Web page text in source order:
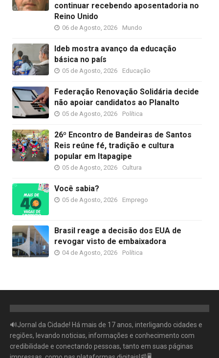
continuar recebendo aposentadoria no
Reino Unido
06 de Agosto, 2026 Mundo
Ideb mostra avanço da educação
básica no país
05 de Agosto, 2026 Educação
Federação Renovação Solidária decide
não apoiar candidatos ao Planalto
05 de Agosto, 2026 Política
26º Encontro de Bandeiras de Santos
Reis reúne fé, tradição e cultura
popular em Itapagipe
05 de Agosto, 2026 Cultura
Você sabia?
05 de Agosto, 2026 Emprego
Brasil reage a decisão dos EUA de
revogar visto de embaixadora
04 de Agosto, 2026 Política
🔊Jornal da Cidade! Há mais de 17 anos, interligando cidades e
regiões, levando noticias, informações e conhecimento com
credibilidade e conectando pessoas, tanto em suas páginas